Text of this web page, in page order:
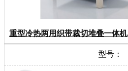
重型冷热两用织带裁切堆叠一体机
型号：